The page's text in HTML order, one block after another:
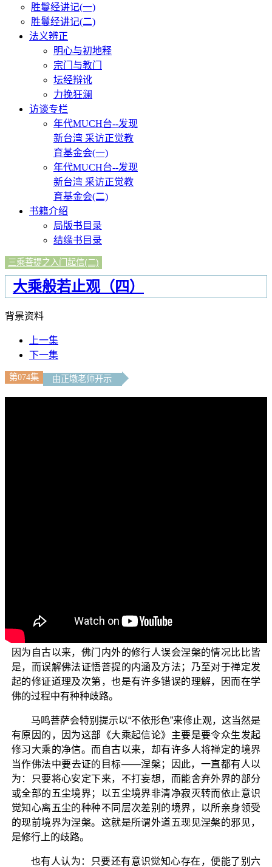
胜鬘经讲记(一)
胜鬘经讲记(二)
法义辨正
明心与初地释
宗门与教门
坛经辩讹
力挽狂澜
访谈专栏
年代MUCH台--发现
新台湾 采访正觉教
育基金会(一)
年代MUCH台--发现
新台湾 采访正觉教
育基金会(二)
书籍介绍
局版书目录
结缘书目录
三乘菩提之入门起信(二)
大乘般若止观（四）
背景资料
上一集
下一集
第074集 由正墩老师开示
《大乘起信论》这里所阐述的道理，是佛法智慧修证的“大
止观”，在此便需要把“依形色”的修止观提出来作为对比。
因为自古以来，佛门内外的修行人误会涅槃的情况比比皆
是，而误解佛法证悟菩提的内涵及方法；乃至对于禅定发
起的修证道理及次第，也是有许多错误的理解，因而在学
佛的过程中有种种歧路。
马鸣菩萨会特别提示以“不依形色”来修止观，这当然是
有原因的，因为这部《大乘起信论》主要是要令众生发起
修习大乘的净信。而自古以来，却有许多人将禅定的境界
当作佛法中要去证的目标——涅槃；因此，一直都有人以
为：只要将心安定下来，不打妄想，而能舍弃外界的部分
或全部的五尘境界；以五尘境界非清净寂灭转而依止意识
觉知心离五尘的种种不同层次差别的境界，以所亲身领受
的现前境界为涅槃。这就是所谓外道五现见涅槃的邪见，
是修行上的歧路。
也有人认为：只要还有意识觉知心存在，便能了别六